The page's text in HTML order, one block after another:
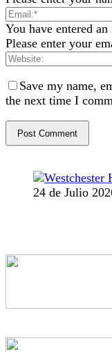
You have entered
Please enter your
Save my name,
the next time I
24 de Julio